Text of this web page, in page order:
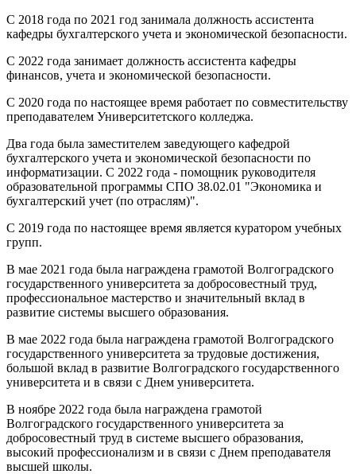
С 2018 года по 2021 год занимала должность ассистента
кафедры бухгалтерского учета и экономической безопасности.
С 2022 года занимает должность ассистента кафедры
финансов, учета и экономической безопасности.
С 2020 года по настоящее время работает по совместительству
преподавателем Университетского колледжа.
Два года была заместителем заведующего кафедрой
бухгалтерского учета и экономической безопасности по
информатизации. С 2022 года - помощник руководителя
образовательной программы СПО 38.02.01 "Экономика и
бухгалтерский учет (по отраслям)".
С 2019 года по настоящее время является куратором учебных
групп.
В мае 2021 года была награждена грамотой Волгоградского
государственного университета за добросовестный труд,
профессиональное мастерство и значительный вклад в
развитие системы высшего образования.
В мае 2022 года была награждена грамотой Волгоградского
государственного университета за трудовые достижения,
большой вклад в развитие Волгоградского государственного
университета и в связи с Днем университета.
В ноябре 2022 года была награждена грамотой
Волгоградского государственного университета за
добросовестный труд в системе высшего образования,
высокий профессионализм и в связи с Днем преподавателя
высшей школы.